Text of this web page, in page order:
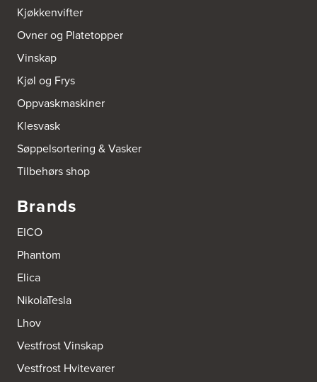
Kjøkkenvifter
Ovner og Platetopper
Vinskap
Kjøl og Frys
Oppvaskmaskiner
Klesvask
Søppelsortering & Vasker
Tilbehørs shop
Brands
EICO
Phantom
Elica
NikolaTesla
Lhov
Vestfrost Vinskap
Vestfrost Hvitevarer